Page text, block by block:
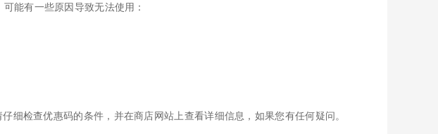
能有一些原因导致无法使用：
细检查优惠码的条件，并在商店网站上查看详细信息，如果您有任何疑问。